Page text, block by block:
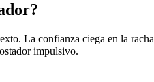
La confianza ciega en la
impulsivo.